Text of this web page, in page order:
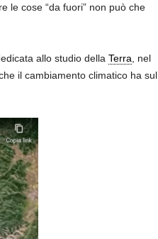
le cose “da fuori” non può che
allo studio della Terra , nel
il cambiamento climatico ha sul